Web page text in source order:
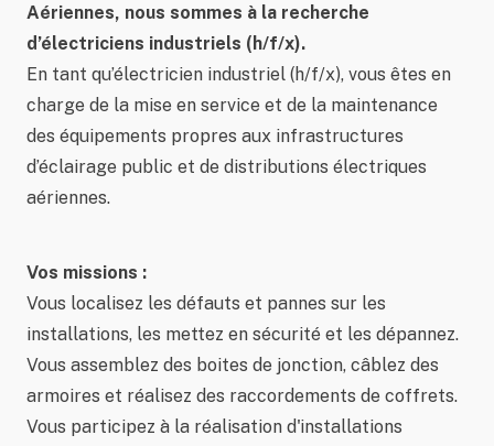
Aériennes, nous sommes à la recherche
d’électriciens industriels (h/f/x).
En tant qu’électricien industriel (h/f/x), vous êtes en
charge de la mise en service et de la maintenance
des équipements propres aux infrastructures
d’éclairage public et de distributions électriques
aériennes.
Vos missions :
Vous localisez les défauts et pannes sur les
installations, les mettez en sécurité et les dépannez.
Vous assemblez des boites de jonction, câblez des
armoires et réalisez des raccordements de coffrets.
Vous participez à la réalisation d'installations